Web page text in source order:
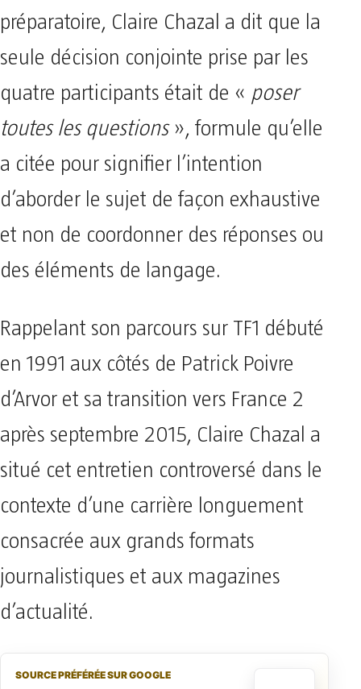
préparatoire, Claire Chazal a dit que la
seule décision conjointe prise par les
quatre participants était de « poser
toutes les questions», formule qu’elle
a citée pour signifier l’intention
d’aborder le sujet de façon exhaustive
et non de coordonner des réponses ou
des éléments de langage.
Rappelant son parcours sur TF1 débuté
en 1991 aux côtés de Patrick Poivre
d’Arvor et sa transition vers France 2
après septembre 2015, Claire Chazal a
situé cet entretien controversé dans le
contexte d’une carrière longuement
consacrée aux grands formats
journalistiques et aux magazines
d’actualité.
SOURCE PRÉFÉRÉE SUR GOOGLE